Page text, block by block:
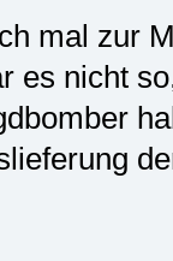
mal zur
es nicht